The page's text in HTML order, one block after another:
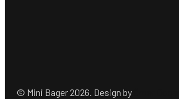
© Mini Bager 2026. Design by